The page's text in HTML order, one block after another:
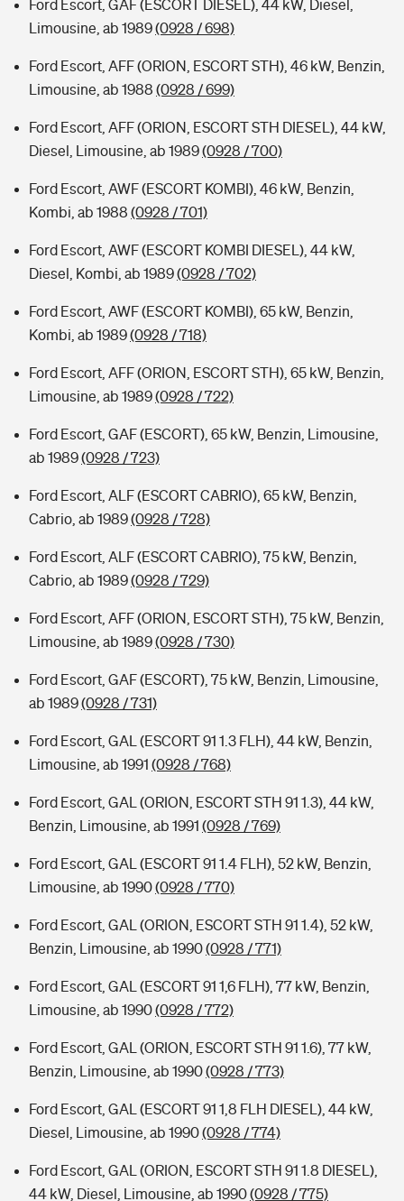
Ford Escort, GAF (ESCORT DIESEL), 44 kW, Diesel,
Limousine, ab 1989(0928 / 698)
Ford Escort, AFF (ORION, ESCORT STH), 46 kW, Benzin,
Limousine, ab 1988 (0928 / 699)
Ford Escort, AFF (ORION, ESCORT STH DIESEL), 44 kW,
Diesel, Limousine, ab 1989(0928 / 700)
Ford Escort, AWF (ESCORT KOMBI), 46 kW, Benzin,
Kombi, ab 1988 (0928 / 701)
Ford Escort, AWF (ESCORT KOMBI DIESEL), 44 kW,
Diesel, Kombi, ab 1989(0928 / 702)
Ford Escort, AWF (ESCORT KOMBI), 65 kW, Benzin,
Kombi, ab 1989(0928 / 718)
Ford Escort, AFF (ORION, ESCORT STH), 65 kW, Benzin,
Limousine, ab 1989(0928 / 722)
Ford Escort, GAF (ESCORT), 65 kW, Benzin, Limousine,
ab 1989(0928 / 723)
Ford Escort, ALF (ESCORT CABRIO), 65 kW, Benzin,
Cabrio, ab 1989(0928 / 728)
Ford Escort, ALF (ESCORT CABRIO), 75 kW, Benzin,
Cabrio, ab 1989(0928 / 729)
Ford Escort, AFF (ORION, ESCORT STH), 75 kW, Benzin,
Limousine, ab 1989(0928 / 730)
Ford Escort, GAF (ESCORT), 75 kW, Benzin, Limousine,
ab 1989(0928 / 731)
Ford Escort, GAL (ESCORT 91 1.3 FLH), 44 kW, Benzin,
Limousine, ab 1991 (0928 / 768)
Ford Escort, GAL (ORION, ESCORT STH 91 1.3), 44 kW,
Benzin, Limousine, ab 1991 (0928 / 769)
Ford Escort, GAL (ESCORT 91 1.4 FLH), 52 kW, Benzin,
Limousine, ab 1990(0928 / 770)
Ford Escort, GAL (ORION, ESCORT STH 91 1.4), 52 kW,
Benzin, Limousine, ab 1990(0928 / 771)
Ford Escort, GAL (ESCORT 91 1,6 FLH), 77 kW, Benzin,
Limousine, ab 1990(0928 / 772)
Ford Escort, GAL (ORION, ESCORT STH 91 1.6), 77 kW,
Benzin, Limousine, ab 1990(0928 / 773)
Ford Escort, GAL (ESCORT 91 1,8 FLH DIESEL), 44 kW,
Diesel, Limousine, ab 1990(0928 / 774)
Ford Escort, GAL (ORION, ESCORT STH 91 1.8 DIESEL),
44 kW, Diesel, Limousine, ab 1990(0928 / 775)